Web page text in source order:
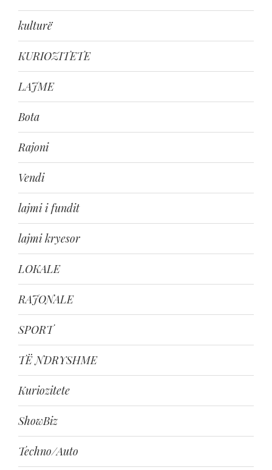
kulturë
KURIOZITETE
LAJME
Bota
Rajoni
Vendi
lajmi i fundit
lajmi kryesor
LOKALE
RAJONALE
SPORT
TË NDRYSHME
Kuriozitete
ShowBiz
Techno/Auto